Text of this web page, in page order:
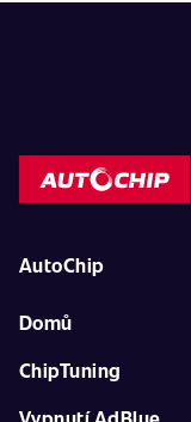
AutoChip
Domů
ChipTuning